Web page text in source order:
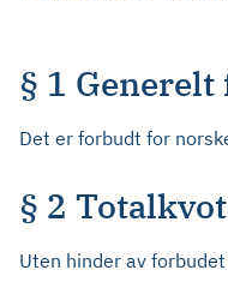
§ 1
Det er forbudt for
§ 2
Uten hinder av